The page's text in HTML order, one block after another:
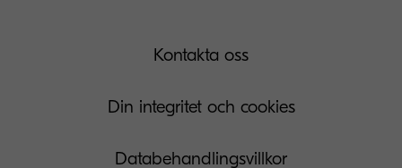
Kontakta oss
Din integritet och cookies
Databehandlingsvillkor